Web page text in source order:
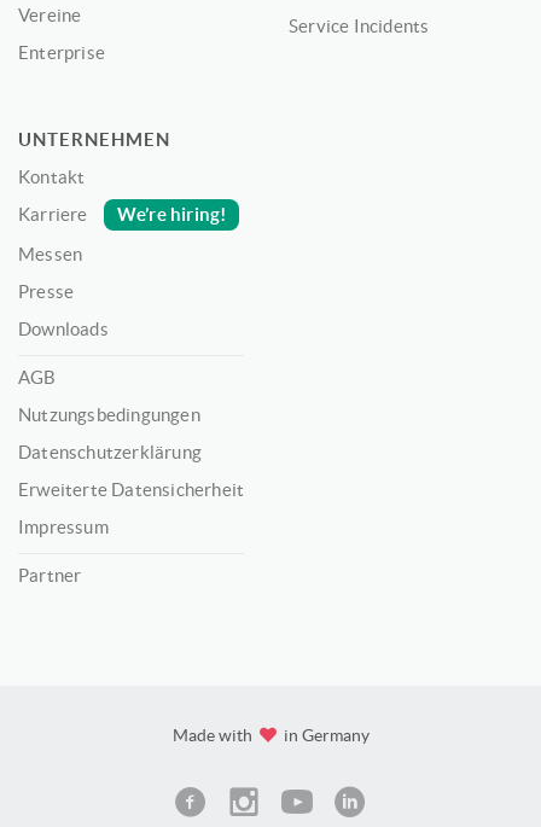
Vereine
Enterprise
Service Incidents
UNTERNEHMEN
Kontakt
Karriere
We’re hiring!
Messen
Presse
Downloads
AGB
Nutzungsbedingungen
Datenschutzerklärung
Erweiterte Datensicherheit
Impressum
Partner
Made with in Germany